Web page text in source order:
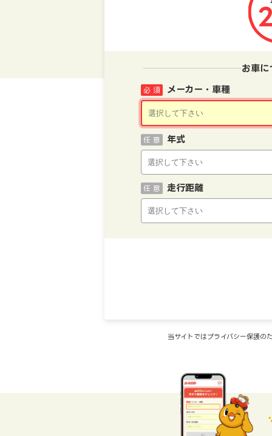
お車に
メーカー・車種
必 須
年式
任 意
走行距離
任 意
当サイトではプライバシー保護の